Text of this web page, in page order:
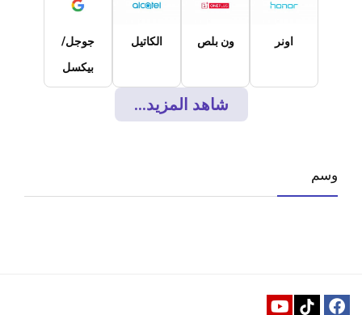
اونر ون بلص الكاتيل
جوجل/
بيكسل
شاهد المزيد...
وسم